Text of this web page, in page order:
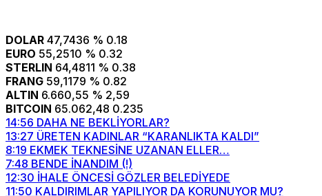
DOLAR 47,7436 % 0.18
EURO 55,2510 % 0.32
STERLIN 64,4811 % 0.38
FRANG 59,1179 % 0.82
ALTIN 6.660,55 % 2,59
BITCOIN 65.062,48 0.235
14:56 DAHA NE BEKLİYORLAR?
13:27 ÜRETEN KADINLAR “KARANLIKTA KALDI”
8:19 EKMEK TEKNESİNE UZANAN ELLER…
7:48 BENDE İNANDIM (!)
12:30 İHALE ÖNCESİ GÖZLER BELEDİYEDE
11:50 KALDIRIMLAR YAPILIYOR DA KORUNUYOR MU?